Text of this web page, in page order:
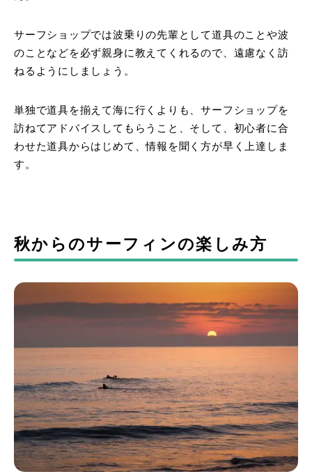
サーフショップでは波乗りの先輩として道具のことや波
のことなどを必ず親身に教えてくれるので、遠慮なく訪
ねるようにしましょう。
単独で道具を揃えて海に行くよりも、サーフショップを
訪ねてアドバイスしてもらうこと、そして、初心者に合
わせた道具からはじめて、情報を聞く方が早く上達しま
す。
秋からのサーフィンの楽しみ方